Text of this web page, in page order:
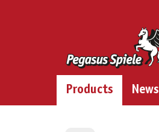
Products News